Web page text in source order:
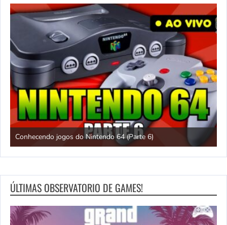
Conhecendo jogos do Nintendo 64 (Parte 6)
ÚLTIMAS OBSERVATORIO DE GAMES!